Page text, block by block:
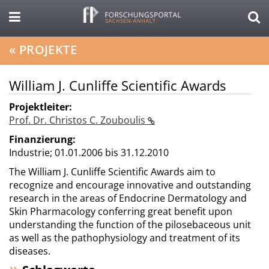
« PROJEKTE
William J. Cunliffe Scientific Awards
Projektleiter:
Prof. Dr. Christos C. Zouboulis
Finanzierung:
Industrie; 01.01.2006 bis 31.12.2010
The William J. Cunliffe Scientific Awards aim to
recognize and encourage innovative and outstanding
research in the areas of Endocrine Dermatology and
Skin Pharmacology conferring great benefit upon
understanding the function of the pilosebaceous unit
as well as the pathophysiology and treatment of its
diseases.